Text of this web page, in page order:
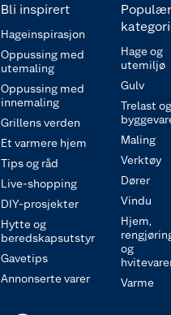
Bli inspirert
Hageinspirasjon
Oppussing med
utemaling
Oppussing med
innemaling
Grillens verden
Et varmere hjem
Tips og råd
Live-shopping
DIY-prosjekter
Hytte og
beredskapsutstyr
Gavetips
Annonserte varer
Hage og
utemiljø
Gulv
Trelast og
Maling
Verktøy
Dører
Vindu
Hjem,
og
Varme